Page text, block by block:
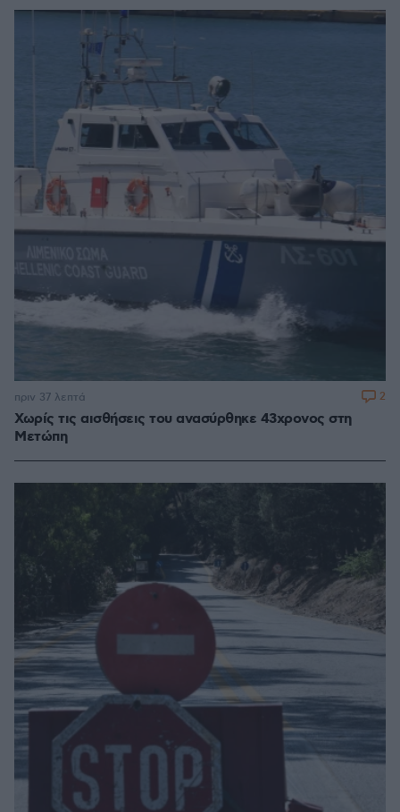
Χωρίς τις αισθήσεις του ανασύρθηκε 43χρονος στη
Μετώπη
πριν 37 λεπτά 2